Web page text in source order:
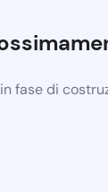
fase di